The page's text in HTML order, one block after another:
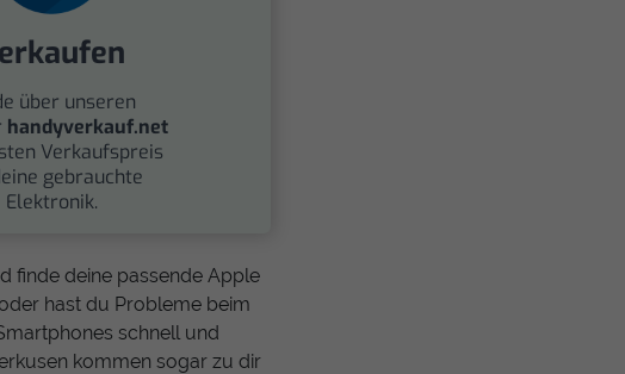
über unseren
handyverkauf.net
Verkaufspreis
gebrauchte
Elektronik.
finde deine passende Apple
hast du Probleme beim
schnell und
kommen sogar zu dir